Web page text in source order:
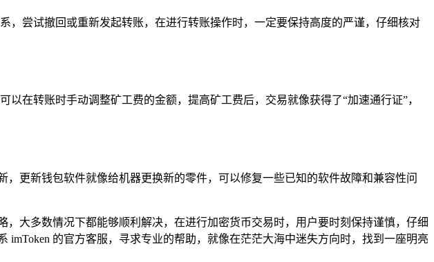
尝试撤回或重新发起转账，在进行转账操作时，一定要保持高度的严谨，仔细核对
在转账时手动调整矿工费的金额，提高矿工费后，交易就像获得了“加速通行证”，
更新钱包软件就像给机器更换新的零件，可以修复一些已知的软件故障和兼容性问
大多数情况下都能够顺利解决，在进行加密货币交易时，用户要时刻保持谨慎，仔细
的官方客服，寻求专业的帮助，就像在茫茫大海中迷失方向时，找到一座明亮